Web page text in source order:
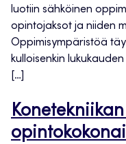
luotiin sähköinen
opintojaksot ja niiden
Oppimisympäristöä
kulloisenkin
[…]